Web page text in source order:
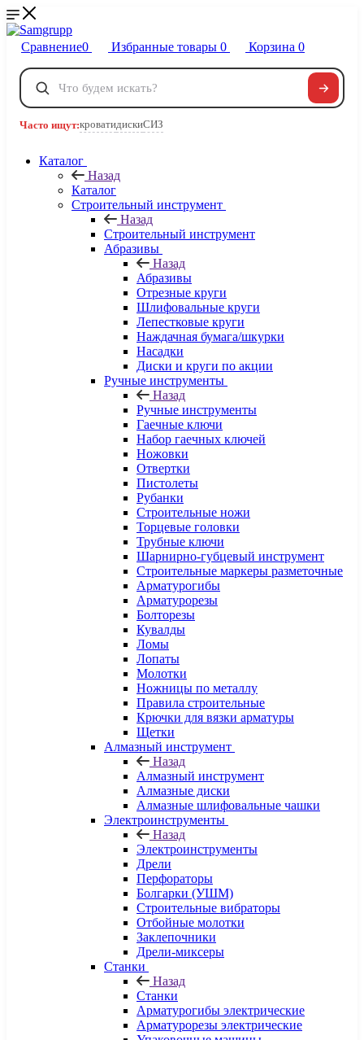
Сравнение0 Избранные товары 0 Корзина 0
Телефоны
8 800 222-40-09
Часто ищут:кроватидискиСИЗ
Каталог
Назад
Каталог
Строительный инструмент
Назад
Строительный инструмент
Абразивы
Назад
Абразивы
Отрезные круги
Шлифовальные круги
Лепестковые круги
Наждачная бумага/шкурки
Насадки
Диски и круги по акции
Ручные инструменты
Назад
Ручные инструменты
Гаечные ключи
Набор гаечных ключей
Ножовки
Отвертки
Пистолеты
Рубанки
Строительные ножи
Торцевые головки
Трубные ключи
Шарнирно-губцевый инструмент
Строительные маркеры разметочные
Арматурогибы
Арматурорезы
Болторезы
Кувалды
Ломы
Лопаты
Молотки
Ножницы по металлу
Правила строительные
Крючки для вязки арматуры
Щетки
Алмазный инструмент
Назад
Алмазный инструмент
Алмазные диски
Алмазные шлифовальные чашки
Электроинструменты
Назад
Электроинструменты
Дрели
Перфораторы
Болгарки (УШМ)
Строительные вибраторы
Отбойные молотки
Заклепочники
Дрели-миксеры
Станки
Назад
Станки
Арматурогибы электрические
Арматурорезы электрические